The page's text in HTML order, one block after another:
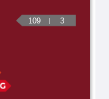
109 3